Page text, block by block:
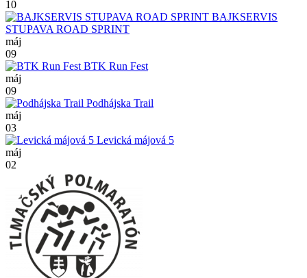
10
BAJKSERVIS
STUPAVA ROAD SPRINT
máj
09
BTK Run Fest
máj
09
Podhájska Trail
máj
03
Levická májová 5
máj
02